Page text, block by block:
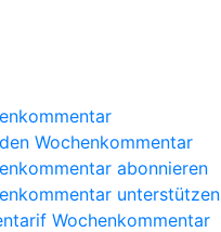
Wochenkommentar
abonnieren
unterstützen
Wochenkommentar